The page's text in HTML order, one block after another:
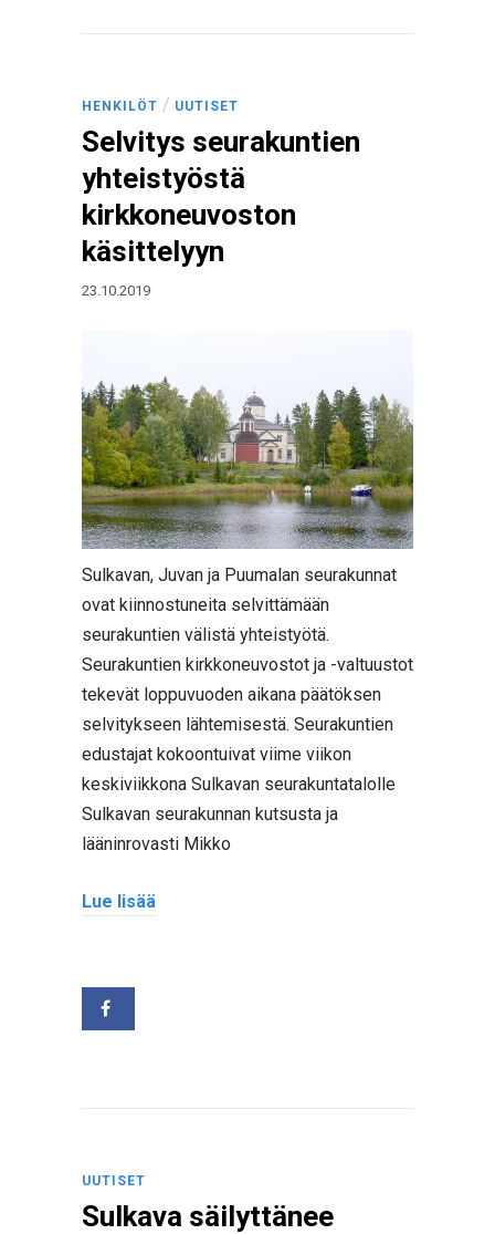
HENKILÖT / UUTISET
Selvitys seurakuntien
yhteistyöstä
kirkkoneuvoston
käsittelyyn
23.10.2019
Sulkavan, Juvan ja Puumalan seurakunnat
ovat kiinnostuneita selvittämään
seurakuntien välistä yhteistyötä.
Seurakuntien kirkkoneuvostot ja -valtuustot
tekevät loppuvuoden aikana päätöksen
selvitykseen lähtemisestä. Seurakuntien
edustajat kokoontuivat viime viikon
keskiviikkona Sulkavan seurakuntatalolle
Sulkavan seurakunnan kutsusta ja
lääninrovasti Mikko
Lue lisää
UUTISET
Sulkava säilyttänee